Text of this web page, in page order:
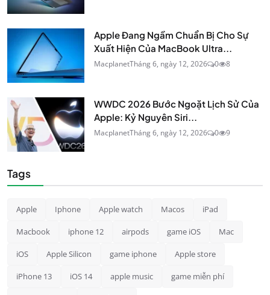
Apple Đang Ngầm Chuẩn Bị Cho Sự
Xuất Hiện Của MacBook Ultra...
MacplanetTháng 6, ngày 12, 2026 0 8
WWDC 2026 Bước Ngoặt Lịch Sử Của
Apple: Kỷ Nguyên Siri...
MacplanetTháng 6, ngày 12, 2026 0 9
Tags
Apple Iphone Apple watch Macos iPad
Macbook iphone 12 airpods game iOS Mac
iOS Apple Silicon game iphone Apple store
iPhone 13 iOS 14 apple music game miễn phí